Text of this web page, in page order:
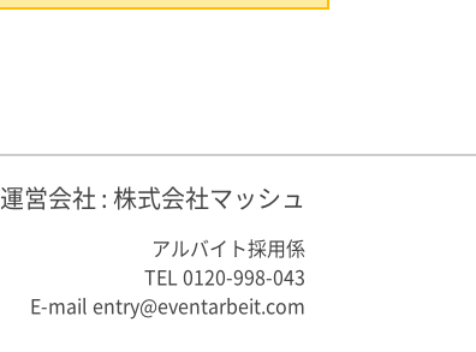
運営会社 : 株式会社マッシュ
アルバイト採用係
TEL0120-998-043
E-mail entry@eventarbeit.com